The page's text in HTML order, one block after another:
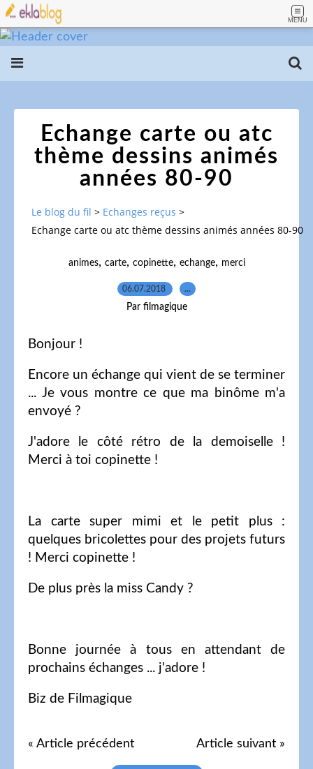
MENU
Echange carte ou atc
thème dessins animés
années 80-90
Le blog du fil > Echanges reçus >
Echange carte ou atc thème dessins animés années 80-90
animes, carte, copinette, echange, merci
06.07.2018 …
Par filmagique
Bonjour !
Encore un échange qui vient de se terminer
... Je vous montre ce que ma binôme m'a
envoyé ?
J'adore le côté rétro de la demoiselle !
Merci à toi copinette !
La carte super mimi et le petit plus :
quelques bricolettes pour des projets futurs
! Merci copinette !
De plus près la miss Candy ?
Bonne journée à tous en attendant de
prochains échanges ... j'adore !
Biz de Filmagique
« Article précédent Article suivant »